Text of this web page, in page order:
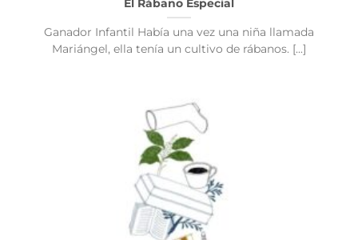
El Rábano Especial
Ganador Infantil Había una vez una niña llamada
Mariángel, ella tenía un cultivo de rábanos. [...]